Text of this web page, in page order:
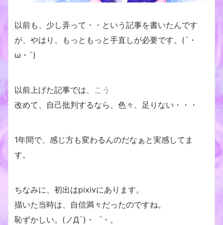
以前も、少し弄って・・という記事を書いたんです
が、やはり、もっともっと手直しが必要です。(´・
ω・`)
以前上げた記事では、 こう
改めて、自己批判するなら、色々、足りない・・・
1年間で、感じ方も変わるんのだなぁと実感してま
す。
ちなみに、初出はpixivにあります。
描いた当時は、自信満々だったのですね。
恥ずかしい。(ノД`)・゜・。